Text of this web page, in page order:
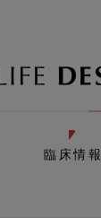
臨床情報